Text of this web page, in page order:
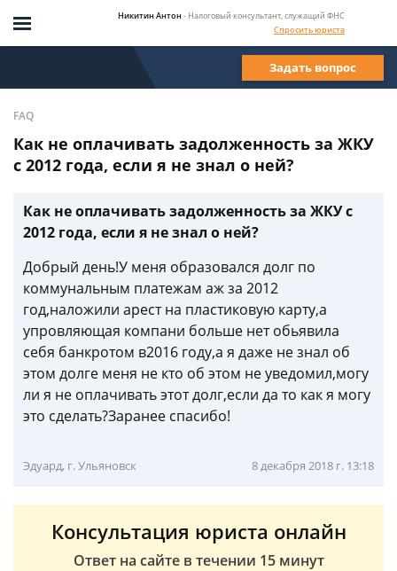
Никитин Антон - Налоговый консультант, служащий ФНС
Спросить юриста
Задать вопрос
FAQ
Как не оплачивать задолженность за ЖКУ
с 2012 года, если я не знал о ней?
Как не оплачивать задолженность за ЖКУ с
2012 года, если я не знал о ней?
Добрый день!У меня образовался долг по
коммунальным платежам аж за 2012
год,наложили арест на пластиковую карту,а
упровляющая компани больше нет обьявила
себя банкротом в2016 году,а я даже не знал об
этом долге меня не кто об этом не уведомил,могу
ли я не оплачивать этот долг,если да то как я могу
это сделать?Заранее спасибо!
Эдуард, г. Ульяновск 8 декабря 2018 г. 13:18
Консультация юриста онлайн
Ответ на сайте в течении 15 минут